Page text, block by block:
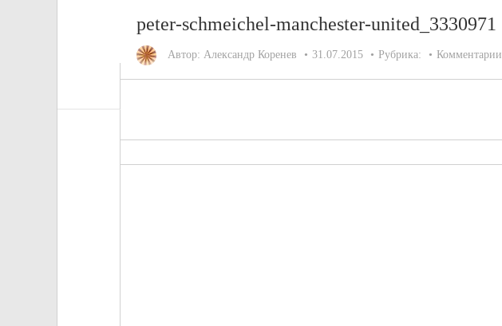
peter-schmeichel-manchester-united_3330971
Автор: Александр Коренев 31.07.2015 Рубрика: Комментарии